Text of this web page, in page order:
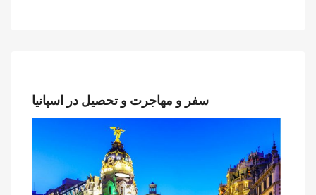
سفر و مهاجرت و تحصیل در اسپانیا